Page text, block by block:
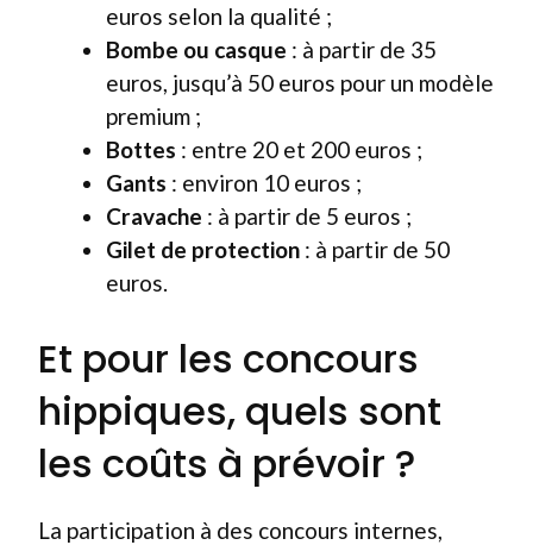
euros selon la qualité ;
Bombe ou casque : à partir de 35
euros, jusqu’à 50 euros pour un modèle
premium ;
Bottes : entre 20 et 200 euros ;
Gants : environ 10 euros ;
Cravache : à partir de 5 euros ;
Gilet de protection : à partir de 50
euros.
Et pour les concours
hippiques, quels sont
les coûts à prévoir ?
La participation à des concours internes,